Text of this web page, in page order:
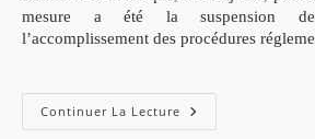
mesure a été la suspension
l’accomplissement des procédures
Continuer La Lecture